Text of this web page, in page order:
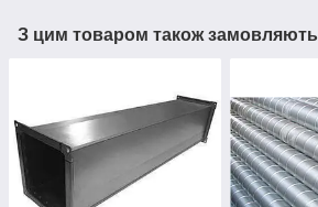
З цим товаром також замовляють